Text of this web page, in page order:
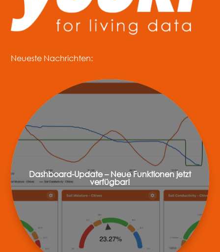
Neueste Nachrichten:
Dashboard-Update – Neue Funktionen jetzt
verfügbar!